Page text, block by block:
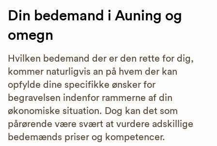
Din bedemand i Auning og
omegn
Hvilken bedemand der er den rette for dig,
kommer naturligvis an på hvem der kan
opfylde dine specifikke ønsker for
begravelsen indenfor rammerne af din
økonomiske situation. Dog kan det som
pårørende være svært at vurdere adskillige
bedemænds priser og kompetencer.